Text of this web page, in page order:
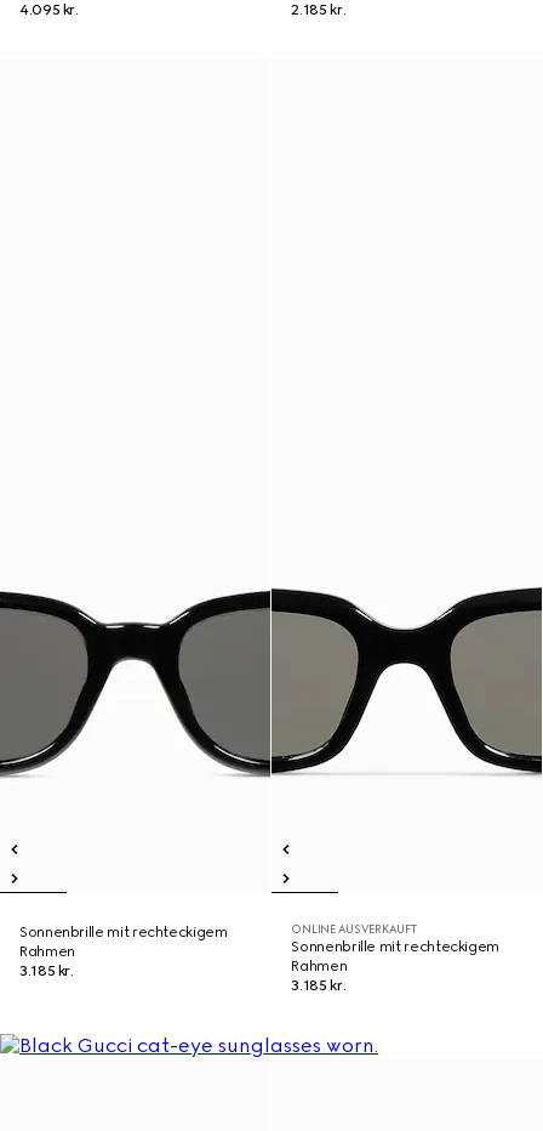
4.095 kr.
2.185 kr.
Sonnenbrille mit rechteckigem
Rahmen
3.185 kr.
ONLINE AUSVERKAUFT
Sonnenbrille mit rechteckigem
Rahmen
3.185 kr.